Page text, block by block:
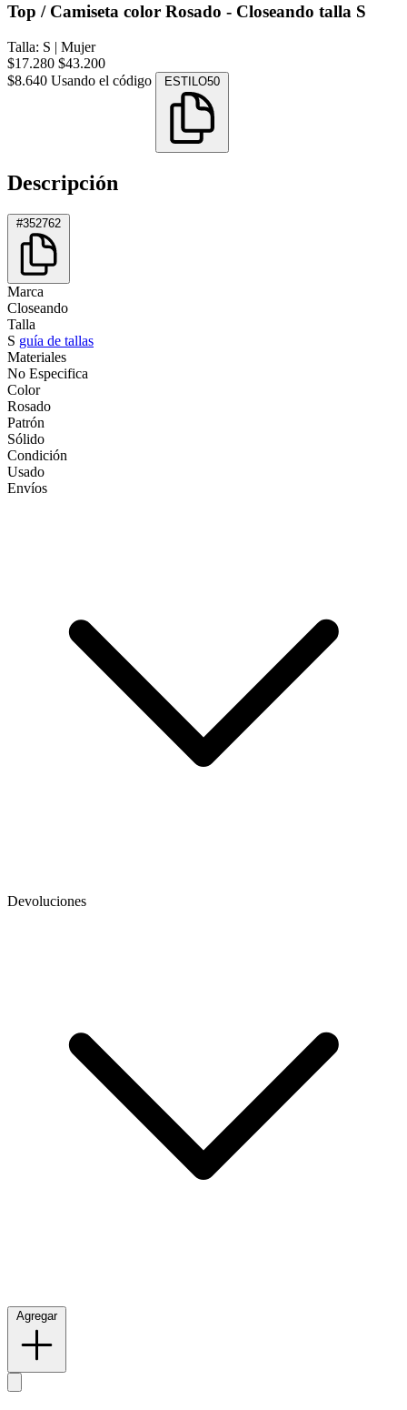
Top / Camiseta color Rosado - Closeando talla S
Talla: S | Mujer
$17.280 $43.200
$8.640 Usando el código ESTILO50
Descripción
#352762
Marca
Closeando
Talla
S guía de tallas
Materiales
No Especifica
Color
Rosado
Patrón
Sólido
Condición
Usado
Envíos
Devoluciones
Agregar